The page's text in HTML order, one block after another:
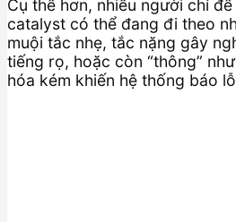
Cụ thể hơn, nhiều người chỉ để
catalyst có thể đang đi theo
muội tắc nhẹ, tắc nặng gây
tiếng rọ, hoặc còn “thông”
hóa kém khiến hệ thống báo